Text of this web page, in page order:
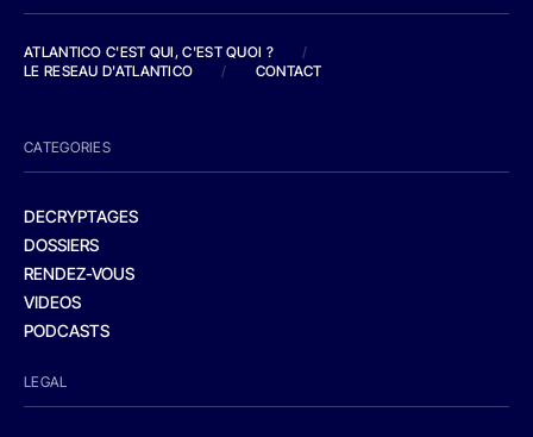
ATLANTICO C'EST QUI, C'EST QUOI ?
/
LE RESEAU D'ATLANTICO
/ CONTACT
CATEGORIES
DECRYPTAGES
DOSSIERS
RENDEZ-VOUS
VIDEOS
PODCASTS
LEGAL